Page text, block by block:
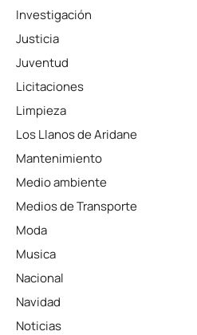
Investigación
Justicia
Juventud
Licitaciones
Limpieza
Los Llanos de Aridane
Mantenimiento
Medio ambiente
Medios de Transporte
Moda
Musica
Nacional
Navidad
Noticias